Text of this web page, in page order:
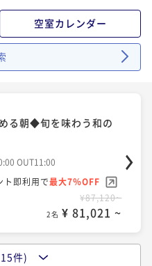
¥104,060~
2名 ¥ 96,775 ~
OUT11:00
2名 ¥ 110,279 ~
様限定グレードアップ
松茸ご飯」／1泊2食付
空室カレンダー
る朝◆旬を味わう和の
OUT11:00
ト即利用で最大7％OFF
¥87,120~
2名 ¥ 81,021 ~
件)